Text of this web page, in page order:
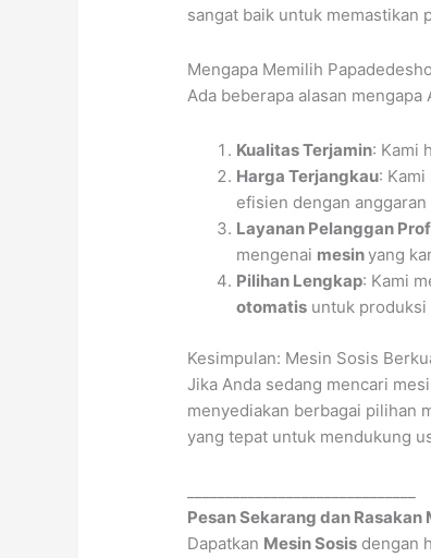
sangat baik untuk memastikan
Mengapa Memilih
Ada beberapa alasan mengapa
Kualitas Terjamin: Kami
Harga Terjangkau:
efisien dengan
Layanan Pelanggan
mengenai mesinyang
Pilihan Lengkap: Kami
otomatis untuk produksi
Kesimpulan: Mesin Sosis
Jika Anda sedang mencari
menyediakan berbagai pilihan
yang tepat untuk mendukung
Pesan Sekarang dan
Dapatkan Mesin Sosis dengan